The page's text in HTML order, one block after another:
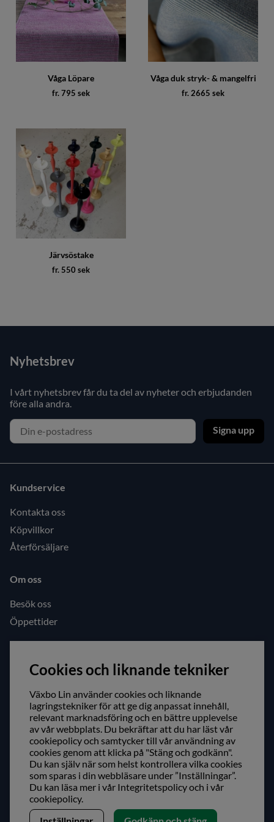
Våga Löpare
fr. 795 sek
Våga duk stryk- & mangelfri
fr. 2665 sek
Järvsöstake
fr. 550 sek
Nyhetsbrev
I vårt nyhetsbrev får du ta del av nyheter och erbjudanden
före alla andra.
Signa upp
Kundservice
Kontakta oss
Köpvillkor
Återförsäljare
Om oss
Besök oss
Öppettider
Facebook
Säker shopping!
Cookies och liknande tekniker
Växbo Lin använder cookies och liknande
lagringstekniker för att ge dig anpassat innehåll,
relevant marknadsföring och en bättre upplevelse
av vår webbplats. Du bekräftar att du har läst vår
cookiepolicy och samtycker till vår användning av
cookies genom att klicka på "Stäng och godkänn".
Du kan själv när som helst kontrollera vilka cookies
som sparas i din webbläsare under ”Inställningar”.
Du kan läsa mer i vår Integritetspolicyoch i vår
cookiepolicy.